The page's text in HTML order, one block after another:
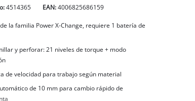
4514365 EAN:4006825686159
la familia Power X-Change, requiere 1 batería de
y perforar: 21 niveles de torque + modo
de velocidad para trabajo según material
de 10 mm para cambio rápido de